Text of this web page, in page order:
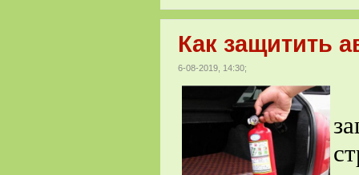
Как защитить
6-08-2019, 14:30;